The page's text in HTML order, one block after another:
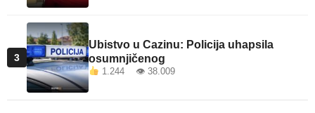
3
Ubistvo u Cazinu: Policija uhapsila
osumnjičenog
1.244 👁 38.009